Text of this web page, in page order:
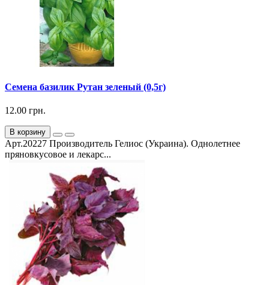
Семена базилик Рутан зеленый (0,5г)
12.00 грн.
В корзину
Арт.20227 Производитель Гелиос (Украина). Однолетнее
пряновкусовое и лекарс...